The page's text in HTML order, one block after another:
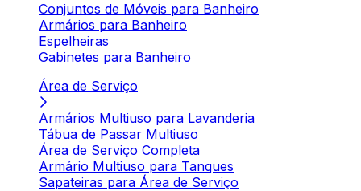
Conjuntos de Móveis para Banheiro
Armários para Banheiro
Espelheiras
Gabinetes para Banheiro
Área de Serviço
Armários Multiuso para Lavanderia
Tábua de Passar Multiuso
Área de Serviço Completa
Armário Multiuso para Tanques
Sapateiras para Área de Serviço